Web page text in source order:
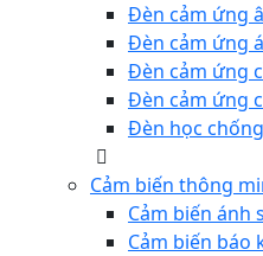
Đèn cảm ứng
Đèn cảm ứng
Đèn cảm ứng
Đèn cảm ứng
Đèn học
Cảm biến thông
Cảm biến ánh
Cảm biến báo